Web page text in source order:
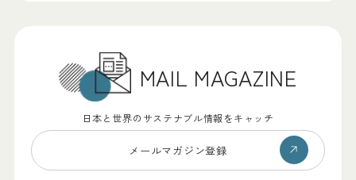
MAIL MAGAZINE
日本と世界のサステナブル情報をキャッチ
メールマガジン登録